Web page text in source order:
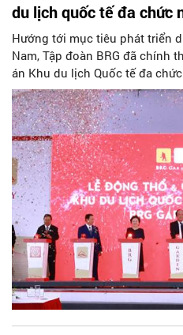
du lịch quốc tế đa chức
Hướng tới mục tiêu phát triển
Nam, Tập đoàn BRG đã chính
án Khu du lịch Quốc tế đa
Tượng Lĩnh, huyện Kim Bảng,
dạng các sản phẩm và dịch
dự án sẽ giúp tối đa hóa tiềm
thời tạo động lực phát triển ý
Hà Nam.